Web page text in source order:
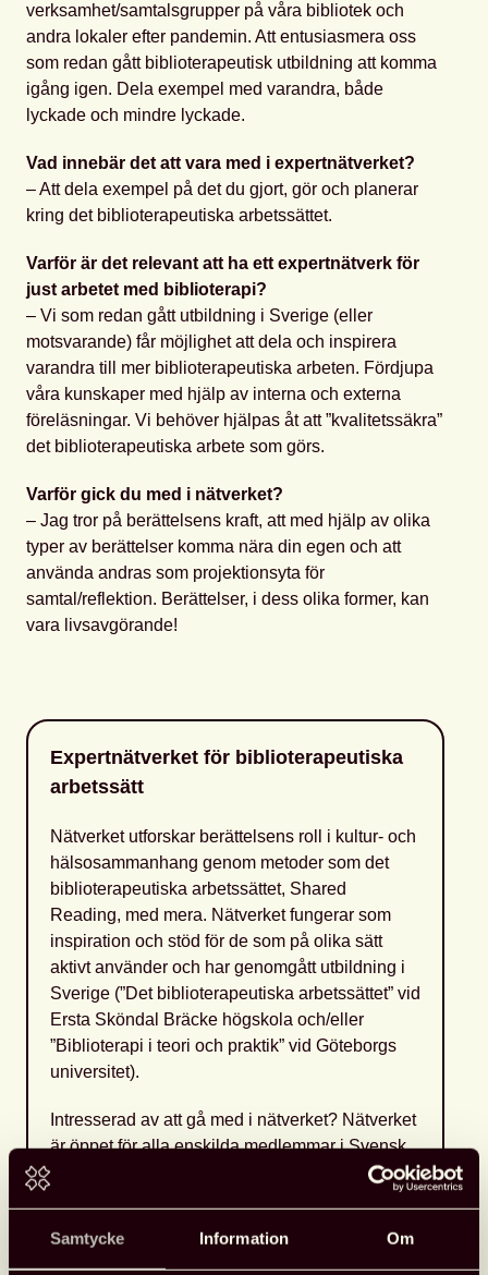
Samtycke Information Om
verksamhet/samtalsgrupper på våra bibliotek och
andra lokaler efter pandemin. Att entusiasmera oss
som redan gått biblioterapeutisk utbildning att komma
igång igen. Dela exempel med varandra, både
lyckade och mindre lyckade.
Vad innebär det att vara med i expertnätverket?
– Att dela exempel på det du gjort, gör och planerar
kring det biblioterapeutiska arbetssättet.
Varför är det relevant att ha ett expertnätverk för
just arbetet med biblioterapi?
– Vi som redan gått utbildning i Sverige (eller
motsvarande) får möjlighet att dela och inspirera
varandra till mer biblioterapeutiska arbeten. Fördjupa
våra kunskaper med hjälp av interna och externa
föreläsningar. Vi behöver hjälpas åt att ”kvalitetssäkra”
det biblioterapeutiska arbete som görs.
Varför gick du med i nätverket?
– Jag tror på berättelsens kraft, att med hjälp av olika
typer av berättelser komma nära din egen och att
använda andras som projektionsyta för
samtal/reflektion. Berättelser, i dess olika former, kan
vara livsavgörande!
Expertnätverket för biblioterapeutiska
arbetssätt
Nätverket utforskar berättelsens roll i kultur- och
hälsosammanhang genom metoder som det
biblioterapeutiska arbetssättet, Shared
Reading, med mera. Nätverket fungerar som
inspiration och stöd för de som på olika sätt
aktivt använder och har genomgått utbildning i
Sverige (”Det biblioterapeutiska arbetssättet” vid
Ersta Sköndal Bräcke högskola och/eller
”Biblioterapi i teori och praktik” vid Göteborgs
universitet).
Intresserad av att gå med i nätverket? Nätverket
är öppet för alla enskilda medlemmar i Svensk
info@svbib.seför
Läs mer om expertnätverken här, länk